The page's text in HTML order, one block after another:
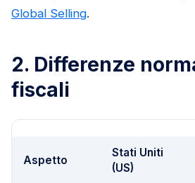
Global Selling.
2. Differenze
fiscali
Aspetto
Stati Uniti
(US)